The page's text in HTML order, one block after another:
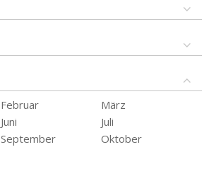
Februar
März
Juni
Juli
September
Oktober